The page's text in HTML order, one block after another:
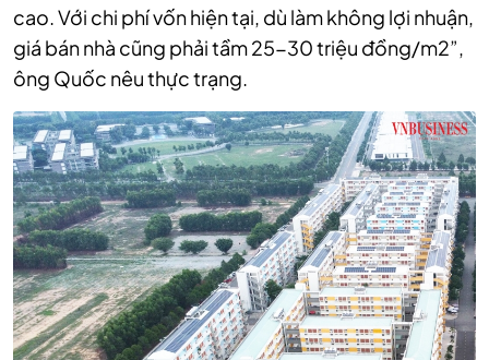
cao. Với chi phí vốn hiện tại, dù làm không lợi nhuận,
giá bán nhà cũng phải tầm 25-30 triệu đồng/m2”,
ông Quốc nêu thực trạng.